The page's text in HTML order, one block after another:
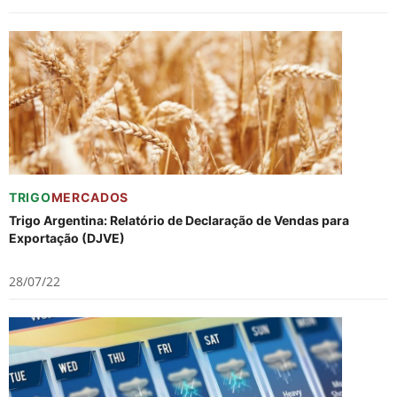
TRIGOMERCADOS
Trigo Argentina: Relatório de Declaração de Vendas para
Exportação (DJVE)
28/07/22